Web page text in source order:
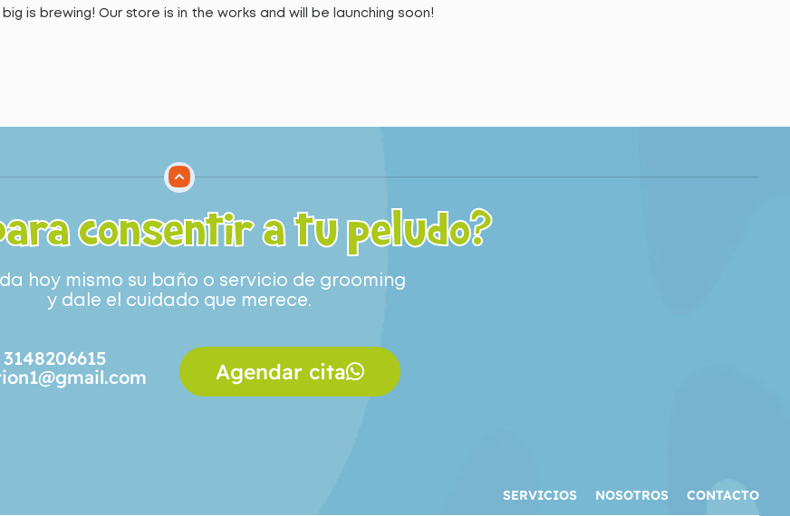
is brewing! Our store is in the works and will be launching soon!
consentir a tu peludo?
hoy mismo su baño o servicio de grooming
y dale el cuidado que merece.
3148206615
Agendar cita
SERVICIOS NOSOTROS CONTACTO